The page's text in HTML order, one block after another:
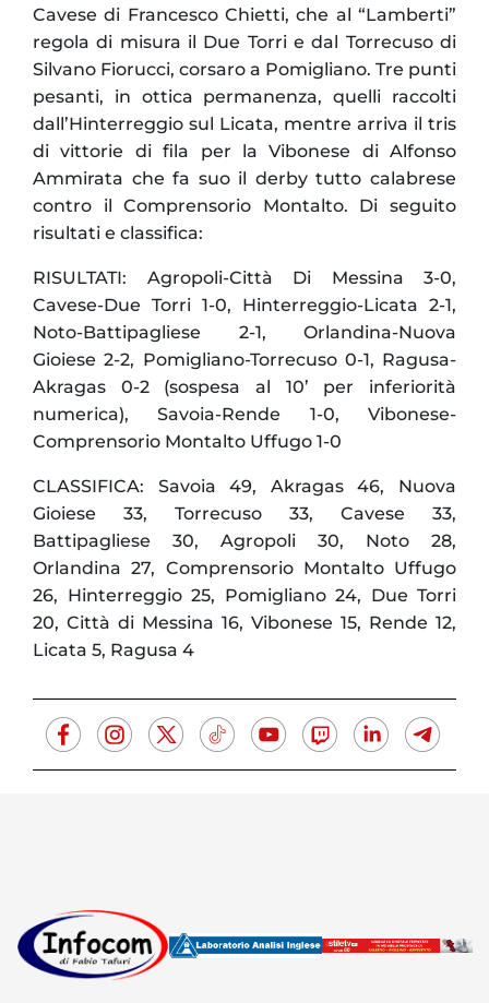
Cavese di Francesco Chietti, che al “Lamberti”
regola di misura il Due Torri e dal Torrecuso di
Silvano Fiorucci, corsaro a Pomigliano. Tre punti
pesanti, in ottica permanenza, quelli raccolti
dall’Hinterreggio sul Licata, mentre arriva il tris
di vittorie di fila per la Vibonese di Alfonso
Ammirata che fa suo il derby tutto calabrese
contro il Comprensorio Montalto. Di seguito
risultati e classifica:
RISULTATI: Agropoli-Città Di Messina 3-0,
Cavese-Due Torri 1-0, Hinterreggio-Licata 2-1,
Noto-Battipagliese 2-1, Orlandina-Nuova
Gioiese 2-2, Pomigliano-Torrecuso 0-1, Ragusa-
Akragas 0-2 (sospesa al 10’ per inferiorità
numerica), Savoia-Rende 1-0, Vibonese-
Comprensorio Montalto Uffugo 1-0
CLASSIFICA: Savoia 49, Akragas 46, Nuova
Gioiese 33, Torrecuso 33, Cavese 33,
Battipagliese 30, Agropoli 30, Noto 28,
Orlandina 27, Comprensorio Montalto Uffugo
26, Hinterreggio 25, Pomigliano 24, Due Torri
20, Città di Messina 16, Vibonese 15, Rende 12,
Licata 5, Ragusa 4